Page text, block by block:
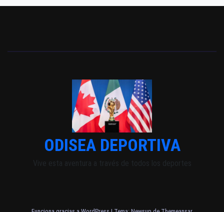
ODISEA DEPORTIVA
Vive esta aventura a través de todos los deportes